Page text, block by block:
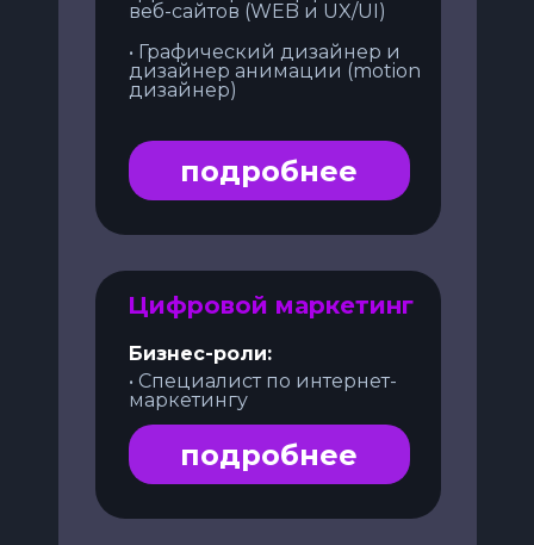
Цифровой маркетинг
Бизнес-роли:
• Специалист по интернет-
маркетингу
подробнее
• Графический дизайнер и
дизайнер анимации (motion
дизайнер)
веб-сайтов (WEB и UX/UI)
подробнее